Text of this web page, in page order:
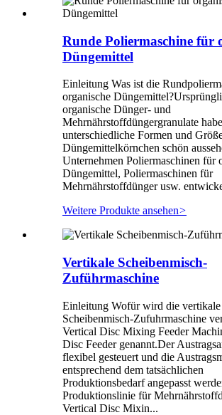
Runde Poliermaschine für
Düngemittel
Einleitung Was ist die
organische
organische Dünger- und
Mehrnährstoffdüngergranulate
unterschiedliche Formen und
Düngemittelkörnchen schön
Unternehmen Poliermaschinen für
Düngemittel, Poliermaschinen für
Mehrnährstoffdünger usw.
Weitere Produkte ansehen>
Vertikale Scheibenmisch-
Zuführmaschine
Einleitung Wofür wird die vertikale
Scheibenmisch-Zufuhrmaschine
Vertical Disc Mixing Feeder
Disc Feeder genannt.Der
flexibel gesteuert und die
entsprechend dem tatsächlichen
Produktionsbedarf angepasst
Produktionslinie für
Vertical Disc Mixin...